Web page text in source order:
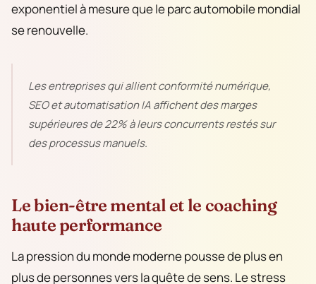
exponentiel à mesure que le parc automobile mondial
se renouvelle.
Les entreprises qui allient conformité numérique,
SEO et automatisation IA affichent des marges
supérieures de 22% à leurs concurrents restés sur
des processus manuels.
Le bien-être mental et le coaching
haute performance
La pression du monde moderne pousse de plus en
plus de personnes vers la quête de sens. Le stress